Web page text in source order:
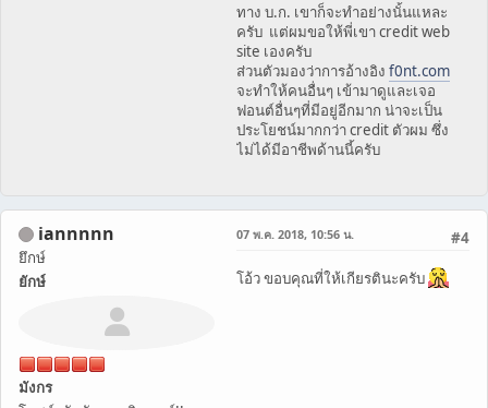
ทาง บ.ก. เขาก็จะทำอย่างนั้นแหละ
ครับ แต่ผมขอให้พี่เขา credit web
site เองครับ
ส่วนตัวมองว่าการอ้างอิง f0nt.com
จะทำให้คนอื่นๆ เข้ามาดูและเจอ
ฟอนต์อื่นๆที่มีอยู่อีกมาก น่าจะเป็น
ประโยชน์มากกว่า credit ตัวผม ซึ่ง
ไม่ได้มีอาชีพด้านนี้ครับ
iannnnn
ยึกษ์
ยักษ์
มังกร
#4
07 พ.ค. 2018, 10:56 น.
โอ้ว ขอบคุณที่ให้เกียรตินะครับ